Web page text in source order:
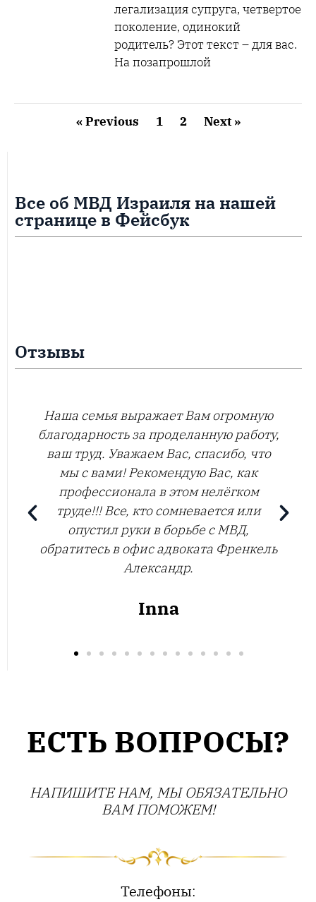
легализация супруга, четвертое
поколение, одинокий
родитель? Этот текст – для вас.
На позапрошлой
« Previous 1 2 Next »
Все об МВД Израиля на нашей
странице в Фейсбук
Отзывы
Наша семья выражает Вам огромную
благодарность за проделанную работу,
ваш труд. Уважаем Вас, спасибо, что
мы с вами! Рекомендую Вас, как
профессионала в этом нелёгком
труде!!! Все, кто сомневается или
опустил руки в борьбе с МВД,
обратитесь в офис адвоката Френкель
Александр.
Inna
ЕСТЬ ВОПРОСЫ?
НАПИШИТЕ НАМ, МЫ ОБЯЗАТЕЛЬНО
ВАМ ПОМОЖЕМ!
Телефоны: